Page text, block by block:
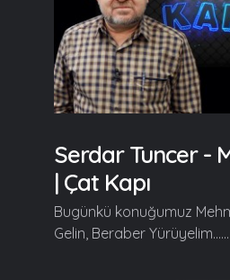
Serdar Tuncer -
| Çat Kapı
Bugünkü konuğumuz
Gelin, Beraber Yürüyelim......